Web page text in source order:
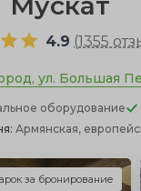
4.9 (1355
ул. Большая
оборудование
Армянская,
за бронирование